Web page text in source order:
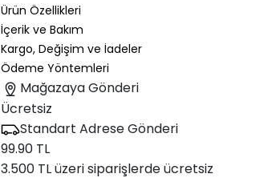
Ürün Özellikleri
İçerik ve Bakım
Kargo, Değişim ve İadeler
Ödeme Yöntemleri
Mağazaya Gönderi
Ücretsiz
Standart Adrese Gönderi
99.90 TL
3.500 TL üzeri siparişlerde ücretsiz